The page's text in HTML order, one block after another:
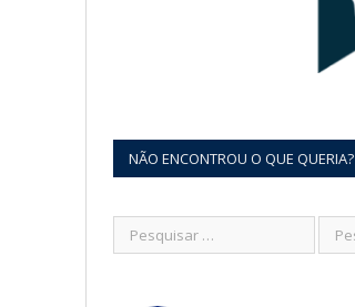
NÃO ENCONTROU O QUE QUERIA?